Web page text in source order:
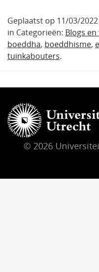
Geplaatst op 11/03/
in Categorieën: Blogs
boeddha, boeddhisme,
tuinkabouters.
© 2026